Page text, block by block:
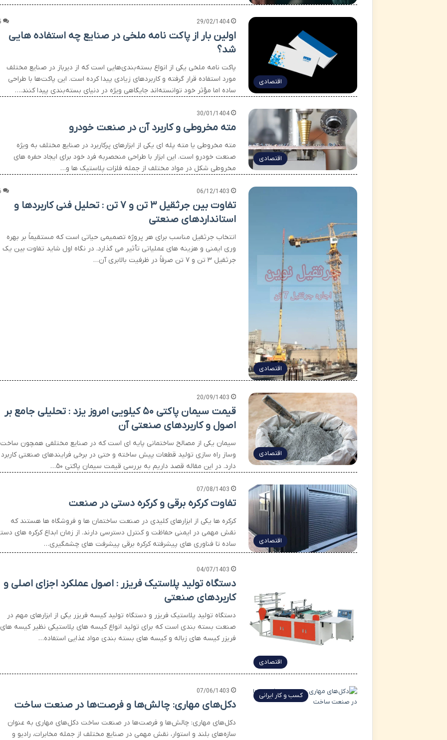
اقتصادی
29/02/1404
اولین بار از پاکت نامه ملخی در صنایع چه استفاده هایی
شد؟
پاکت نامه ملخی یکی از انواع بسته‌بندی‌هایی است که از دیرباز در صنایع مختلف
مورد استفاده قرار گرفته و کاربردهای زیادی پیدا کرده است. این پاکت‌ها با طراحی
ساده اما مؤثر خود توانسته‌اند جایگاهی ویژه در دنیای بسته‌بندی پیدا کنند.…
اقتصادی
30/01/1404
مته مخروطی و کاربرد آن در صنعت خودرو
مته مخروطی یا مته پله ای یکی از ابزارهای پرکاربرد در صنایع مختلف به ویژه
صنعت خودرو است. این ابزار با طراحی منحصربه فرد خود برای ایجاد حفره های
مخروطی شکل در مواد مختلف از جمله فلزات پلاستیک ها و…
اقتصادی
06/12/1403
تفاوت بین جرثقیل ۳ تن و ۷ تن : تحلیل فنی کاربردها و
استانداردهای صنعتی
انتخاب جرثقیل مناسب برای هر پروژه تصمیمی حیاتی است که مستقیماً بر بهره
وری ایمنی و هزینه های عملیاتی تأثیر می گذارد. در نگاه اول شاید تفاوت بین یک
جرثقیل ۳ تن و ۷ تن صرفاً در ظرفیت بالابری آن…
اقتصادی
20/09/1403
قیمت سیمان پاکتی ۵۰ کیلویی امروز یزد : تحلیلی جامع بر
اصول و کاربردهای صنعتی آن
سیمان یکی از مصالح ساختمانی پایه ای است که در صنایع مختلفی همچون ساخت
وساز راه سازی تولید قطعات پیش ساخته و حتی در برخی فرایندهای صنعتی کاربرد
دارد. در این مقاله قصد داریم به بررسی قیمت سیمان پاکتی ۵۰…
اقتصادی
07/08/1403
تفاوت کرکره برقی و کرکره دستی در صنعت
کرکره ها یکی از ابزارهای کلیدی در صنعت ساختمان ها و فروشگاه ها هستند که
نقش مهمی در ایمنی حفاظت و کنترل دسترسی دارند. از زمان ابداع کرکره های
ساده تا فناوری های پیشرفته کرکره برقی پیشرفت های چشمگیری…
اقتصادی
04/07/1403
دستگاه تولید پلاستیک فریزر : اصول عملکرد اجزای اصلی و
کاربردهای صنعتی
دستگاه تولید پلاستیک فریزر و دستگاه تولید کیسه فریزر یکی از ابزارهای مهم در
صنعت بسته بندی است که برای تولید انواع کیسه های پلاستیکی نظیر کیسه های
فریزر کیسه های زباله و کیسه های بسته بندی مواد غذایی استفاده…
کسب و کار ایرانی 07/06/1403
دکل‌های مهاری: چالش‌ها و فرصت‌ها در صنعت ساخت
دکل‌های مهاری: چالش‌ها و فرصت‌ها در صنعت ساخت دکل‌های مهاری به عنوان
سازه‌های بلند و استوار، نقش مهمی در صنایع مختلف از جمله مخابرات، رادیو و